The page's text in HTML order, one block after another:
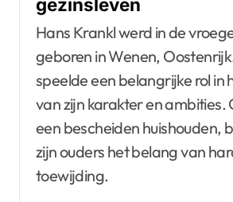
gezinsleven
Hans Krankl werd in de
geboren in Wenen,
speelde een belangrijke rol in
van zijn karakter en ambities.
een bescheiden huishouden,
zijn ouders het belang van
toewijding.